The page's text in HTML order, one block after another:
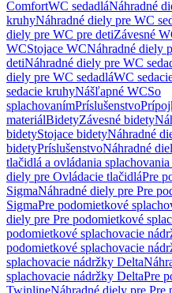
ComfortWC sedadláNáhradné
kruhyNáhradné diely pre WC
diely pre WC pre detiZávesné
WCStojace WCNáhradné diely
detiNáhradné diely pre WC
diely pre WC sedadláWC
sedacie kruhyNášľapné WCSo
splachovanímPríslušenstvo
materiálBidetyZávesné bidety
bidetyStojace bidetyNáhradné
bidetyPríslušenstvoNáhradné
tlačidlá a ovládania
diely pre Ovládacie tlačidláPre
SigmaNáhradné diely pre Pre
SigmaPre podomietkové
diely pre Pre podomietkové
podomietkové splachovacie
podomietkové splachovacie
splachovacie nádržky Delta
splachovacie nádržky DeltaPre
TwinlineNáhradné diely pre Pre